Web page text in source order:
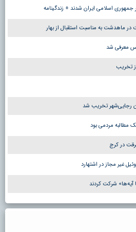
اسلامی ایران شدند + زندگینامه
ماهدشت به مناسبت استقبال از بهار
معرفی شد
تخریب
رجایی‌شهر تخریب شد
مطالبه مردمی بود